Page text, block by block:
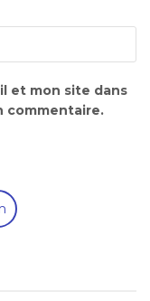
et mon site dans
commentaire.